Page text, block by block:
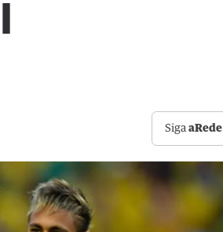
SigaaRede